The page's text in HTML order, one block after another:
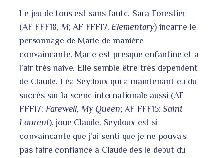
Le jeu de tous est sans faute. Sara Forestier
(AF FFF18, M; AF FFF17, Elementary) incarne le
personnage de Marie de manière
convaincante. Marie est presque enfantine et a
l’air très naive. Elle semble être très dependent
de Claude. Léa Seydoux qui a maintenant eu du
succès sur la scene internationale aussi (AF
FFF17: Farewell, My Queen; AF FFF15: Saint
Laurent), joue Claude. Seydoux est si
convaincante que j’ai senti que je ne pouvais
pas faire confiance à Claude des le debut du